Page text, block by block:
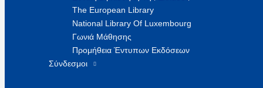
The European Library
National Library Of Luxembourg
Γωνιά Μάθησης
Προμήθεια Έντυπων Εκδόσεων
Σύνδεσμοι